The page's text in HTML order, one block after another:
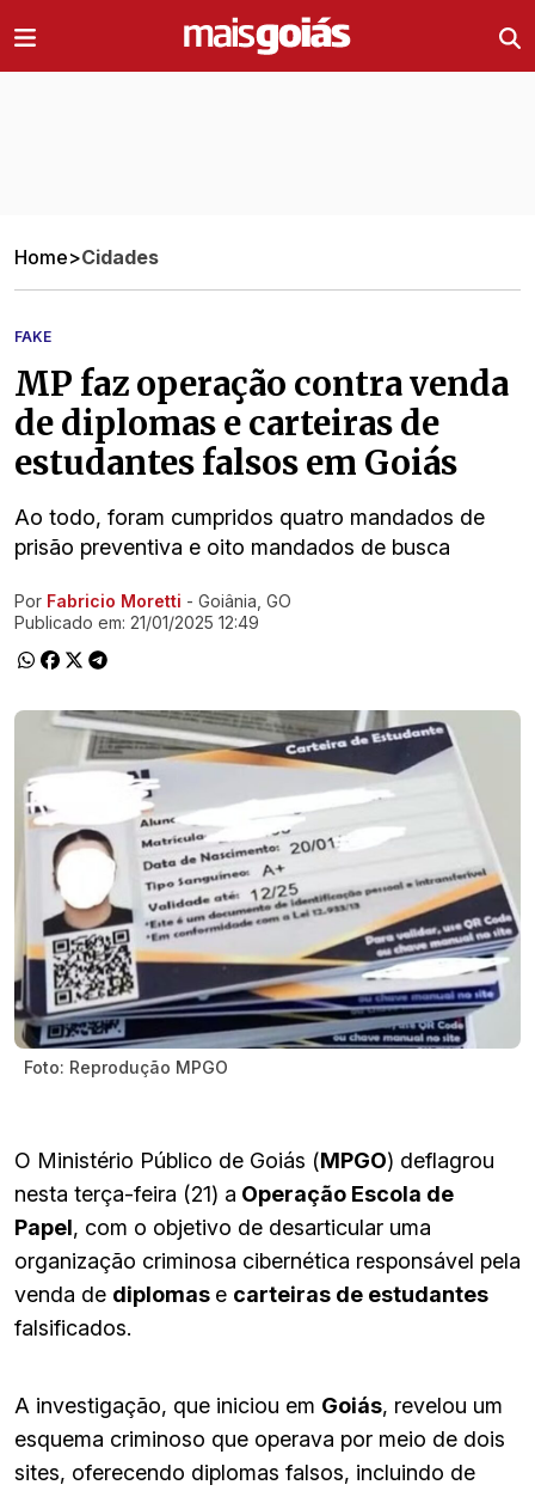
Home>Cidades
FAKE
MP faz operação contra venda
de diplomas e carteiras de
estudantes falsos em Goiás
Ao todo, foram cumpridos quatro mandados de
prisão preventiva e oito mandados de busca
Ir direto pra matéria
Por Fabricio Moretti - Goiânia, GO
Publicado em: 21/01/2025 12:49
Foto: Reprodução MPGO
O Ministério Público de Goiás (MPGO) deflagrou
nesta terça-feira (21) a Operação Escola de
Papel, com o objetivo de desarticular uma
organização criminosa cibernética responsável pela
venda de diplomas e carteiras de estudantes
falsificados.
A investigação, que iniciou em Goiás, revelou um
esquema criminoso que operava por meio de dois
sites, oferecendo diplomas falsos, incluindo de